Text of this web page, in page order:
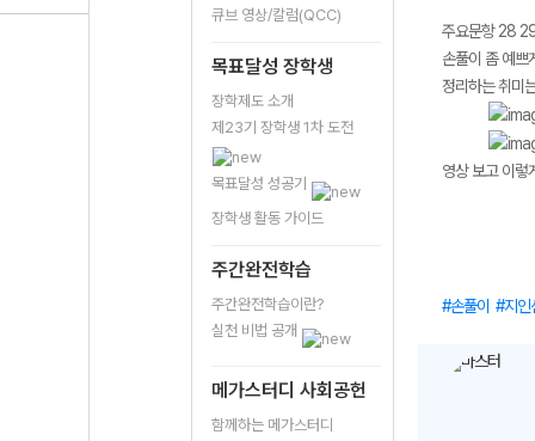
큐브 영상/칼럼(QCC)
목표달성 장학생
장학제도 소개
제23기 장학생 1차 도전
목표달성 성공기
장학생 활동 가이드
주간완전학습
주간완전학습이란?
실천 비법 공개
메가스터디 사회공헌
함께하는 메가스터디
주요문항 28
손풀이 좀 예쁘
정리하는 취미
영상 보고 이렇
손풀이 지인